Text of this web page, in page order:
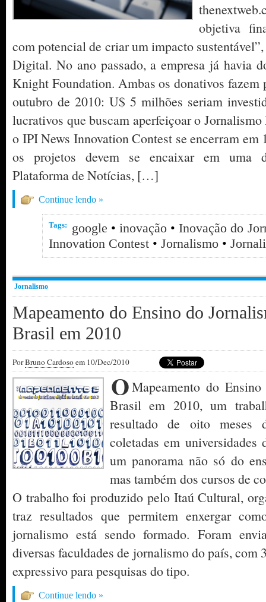
objetiva
com potencial de criar um impacto
Digital. No ano passado, a empresa já havia
Knight Foundation. Ambas os donativos fazem
outubro de 2010: U$ 5 milhões seriam
lucrativos que buscam aperfeiçoar o
o IPI News Innovation Contest se encerram em
os projetos devem se encaixar em uma
Plataforma de Notícias, […]
Continue lendo »
Tags: google •inovação •Inovação do
Innovation Contest • Jornalismo •
Jornalismo
Mapeamento do Ensino do
Brasil em 2010
PorBruno Cardosoem 10/Dec/2010
OMapeamento do
Brasil em 2010, um
resultado de oito meses
coletadas em
um panorama não só do
mas também dos cursos de
O trabalho foi produzido pelo Itaú Cultural,
traz resultados que permitem enxergar
jornalismo está sendo formado. Foram
diversas faculdades de jornalismo do país, com
expressivo para pesquisas do tipo.
Continue lendo »